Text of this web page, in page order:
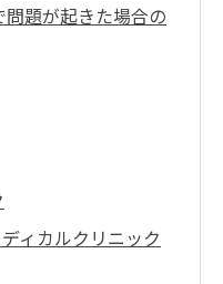
題が起きた場合の
ィカルクリニック